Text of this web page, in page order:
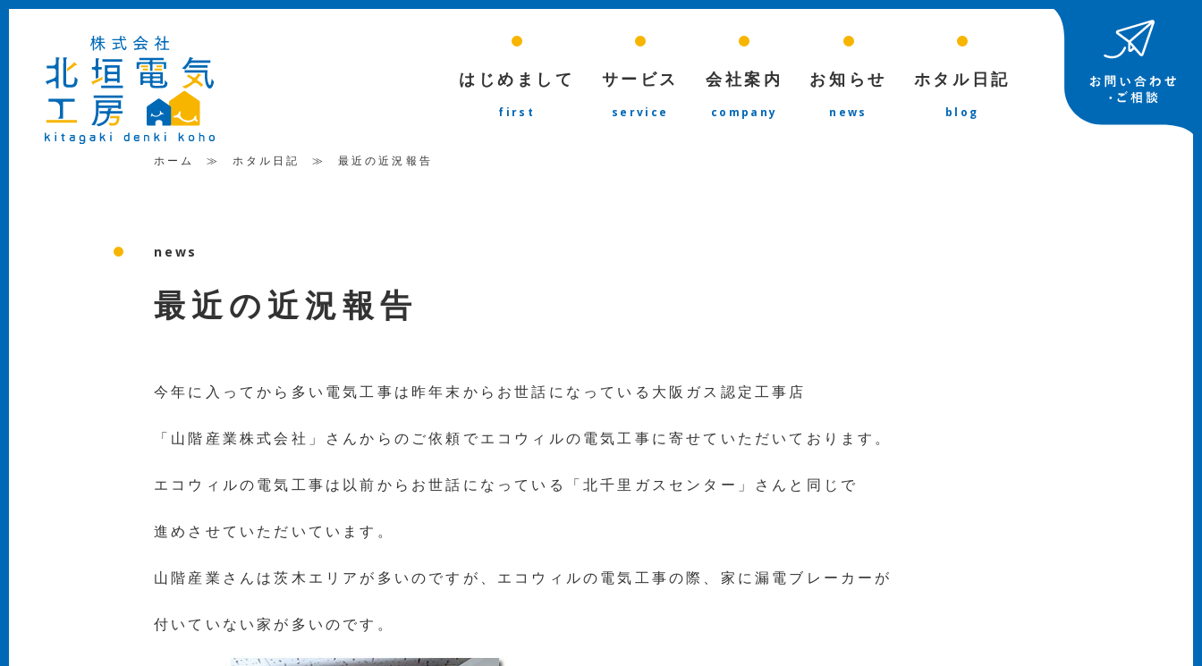
はじめまして
first
サービス
service
会社案内
company
お知らせ
news
ホタル日記
blog
ホーム ≫ ホタル日記 ≫ 最近の近況報告
news
最近の近況報告
今年に入ってから多い電気工事は昨年末からお世話になっている大阪ガス認定工事店
「山階産業株式会社」さんからのご依頼でエコウィルの電気工事に寄せていただいております。
エコウィルの電気工事は以前からお世話になっている「北千里ガスセンター」さんと同じで
進めさせていただいています。
山階産業さんは茨木エリアが多いのですが、エコウィルの電気工事の際、家に漏電ブレーカーが
付いていない家が多いのです。